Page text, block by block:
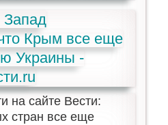
Запад
Крым все еще
Украины -
на сайте Вести:
стран все еще